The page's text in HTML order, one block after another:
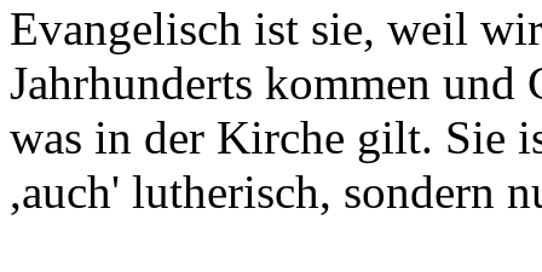
Evangelisch ist sie, weil
Jahrhunderts kommen und
was in der Kirche gilt. Sie
,auch' lutherisch, sondern